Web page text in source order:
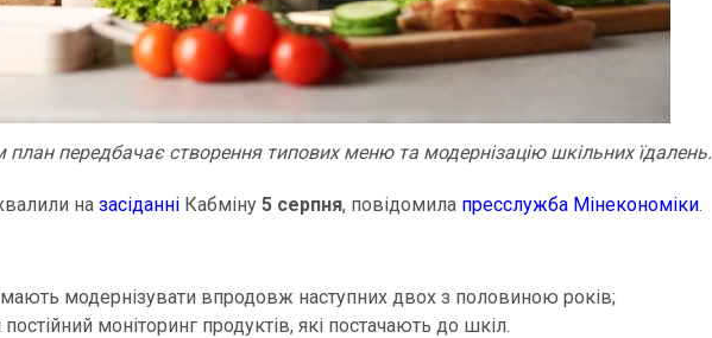
передбачає створення типових меню та модернізацію шкільних їдалень.
на засіданні Кабміну 5 серпня, повідомила пресслужба Мінекономіки.
модернізувати впродовж наступних двох з половиною років;
моніторинг продуктів, які постачають до шкіл.